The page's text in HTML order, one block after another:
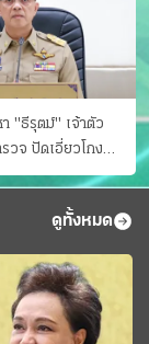
"ธีรุตม์" เจ้าตัว
วจ ปัดเอี่ยวโกง
บี้รํ่ารวยมากปกติ
ดูทั้งหมด